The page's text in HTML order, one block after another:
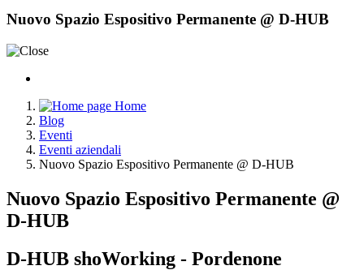
Nuovo Spazio Espositivo Permanente @ D-HUB
Home
Blog
Eventi
Eventi aziendali
Nuovo Spazio Espositivo Permanente @ D-HUB
Nuovo Spazio Espositivo Permanente @
D-HUB
D-HUB shoWorking - Pordenone